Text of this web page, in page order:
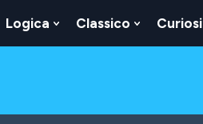
Logica
Show
Submenu
Classico
Show
Submenu